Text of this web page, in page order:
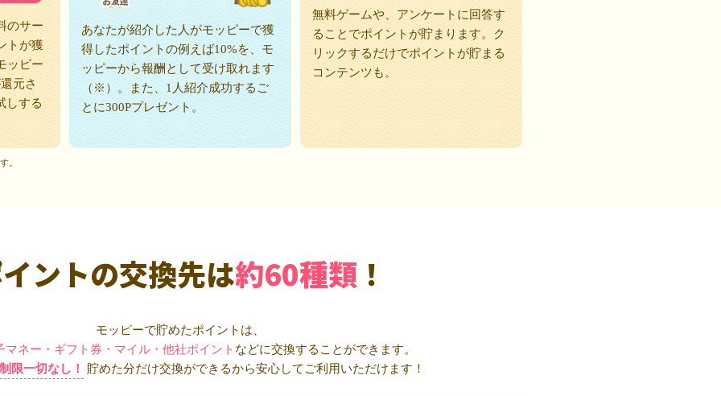
のサー
トが獲
ッピー
元さ
しする
あなたが紹介した人がモッピーで獲
得したポイントの例えば10%を、モ
ッピーから報酬として受け取れます
（※）。また、1人紹介成功するご
とに300Pプレゼント。
無料ゲームや、アンケートに回答す
ることでポイントが貯まります。ク
リックするだけでポイントが貯まる
コンテンツも。
。
ントの交換先は約60種類 ！
モッピーで貯めたポイントは、
マネー・ギフト券・マイル・他社ポイント などに交換することができます。
限一切なし！
貯めた分だけ交換ができるから安心してご利用いただけます！